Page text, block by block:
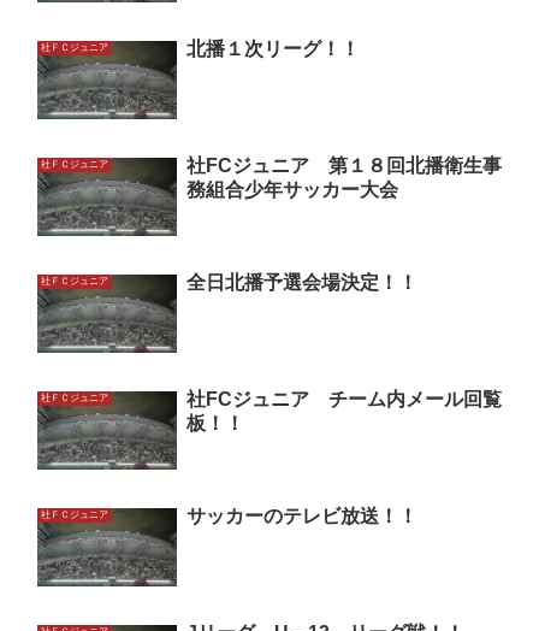
社ＦＣジュニア 北播１次リーグ！！
社ＦＣジュニア
社FCジュニア 第１８回北播衛生事
務組合少年サッカー大会
社ＦＣジュニア 全日北播予選会場決定！！
社ＦＣジュニア
社FCジュニア チーム内メール回覧
板！！
社ＦＣジュニア サッカーのテレビ放送！！